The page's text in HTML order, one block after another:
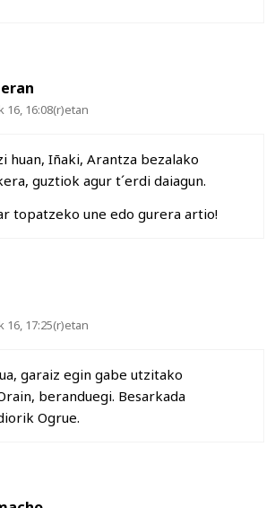
16, 16:08(r)etan
huan, Iñaki, Arantza bezalako
guztiok agur t´erdi daiagun.
topatzeko une edo gurera artio!
16, 17:25(r)etan
garaiz egin gabe utzitako
beranduegi. Besarkada
Ogrue.